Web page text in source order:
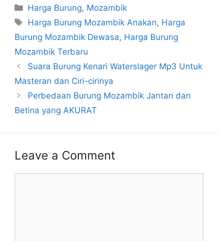
Categories
Harga Burung, Mozambik
Tags
Harga Burung Mozambik Anakan, Harga
Burung Mozambik Dewasa, Harga Burung
Mozambik Terbaru
Suara Burung Kenari Waterslager Mp3 Untuk
Masteran dan Ciri-cirinya
Perbedaan Burung Mozambik Jantan dan
Betina yang AKURAT
Leave a Comment